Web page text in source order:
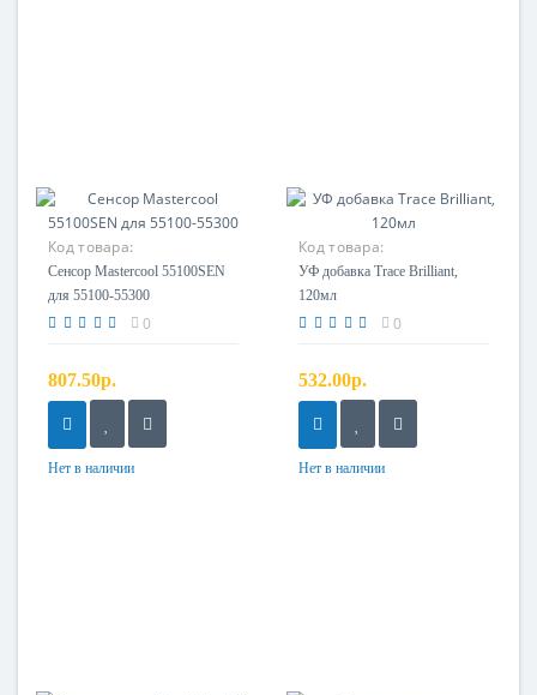
Код товара:
Сенсор Mastercool 55100SEN
для 55100-55300
0
807.50р.
Нет в наличии
Код товара:
УФ добавка Trace Brilliant,
120мл
0
532.00р.
Нет в наличии